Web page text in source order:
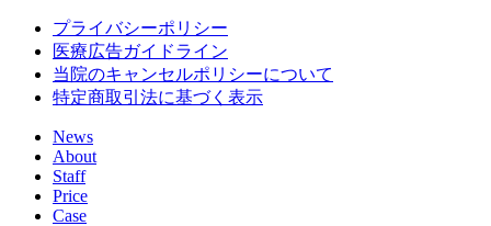
プライバシーポリシー
医療広告ガイドライン
当院のキャンセルポリシーについて
特定商取引法に基づく表示
News
About
Staff
Price
Case